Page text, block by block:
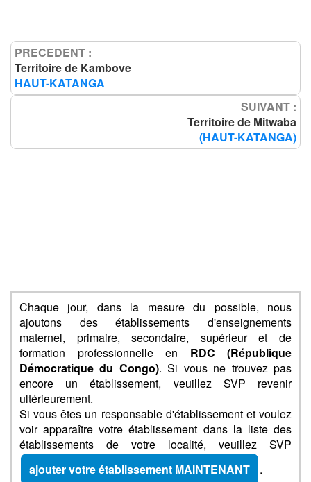
PRECEDENT :
Territoire de Kambove
HAUT-KATANGA
SUIVANT :
Territoire de Mitwaba
(HAUT-KATANGA)
Chaque jour, dans la mesure du possible, nous
ajoutons des établissements d'enseignements
maternel, primaire, secondaire, supérieur et de
formation professionnelle en RDC (République
Démocratique du Congo). Si vous ne trouvez pas
encore un établissement, veuillez SVP revenir
ultérieurement.
Si vous êtes un responsable d'établissement et voulez
voir apparaître votre établissement dans la liste des
établissements de votre localité, veuillez SVP
ajouter votre établissement MAINTENANT
.